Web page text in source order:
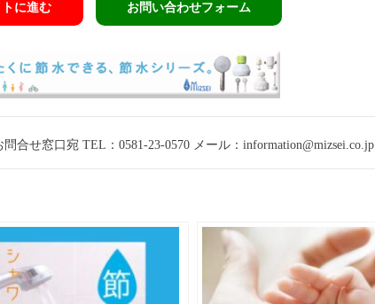
トに進む お問い合わせフォーム
せ窓口宛 TEL：0581-23-0570 メール：information@mizsei.co.jp